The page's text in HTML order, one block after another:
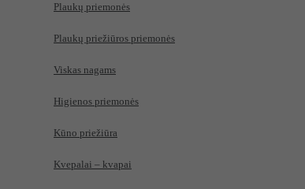
Plaukų priemonės
Plaukų priežiūros priemonės
Viskas nagams
Higienos priemonės
Kūno priežiūra
Kvepalai – kvapai